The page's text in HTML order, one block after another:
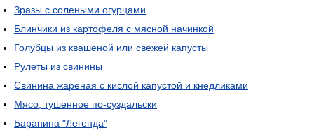
Зразы с солеными огурцами
Блинчики из картофеля с мясной начинкой
Голубцы из квашеной или свежей капусты
Рулеты из свинины
Свинина жареная с кислой капустой и кнедликами
Мясо, тушенное по-суздальски
Баранина "Легенда"